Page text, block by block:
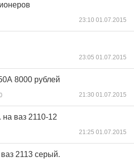
23:10 01.07.2015
23:05 01.07.2015
8000 рублей
21:30 01.07.2015
ваз 2110-12
21:25 01.07.2015
2113 серый.